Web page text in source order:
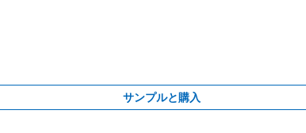
サンプルと購入